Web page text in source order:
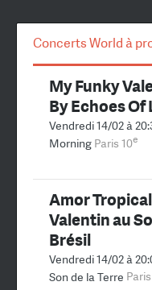
Concerts World à
My Funky
By Echoes Of
Vendredi 14/02 à
Morning Paris 10e
Amor
Valentin au
Brésil
Vendredi 14/02 à
Son de la Terre